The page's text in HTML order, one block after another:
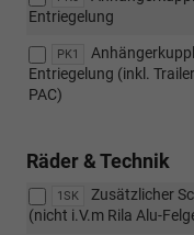
Entriegelung
PK1
Entriegelung (inkl.
PAC)
Räder & Technik
1SK
Zusätzlicher
(nicht i.V.m Rila Alu-